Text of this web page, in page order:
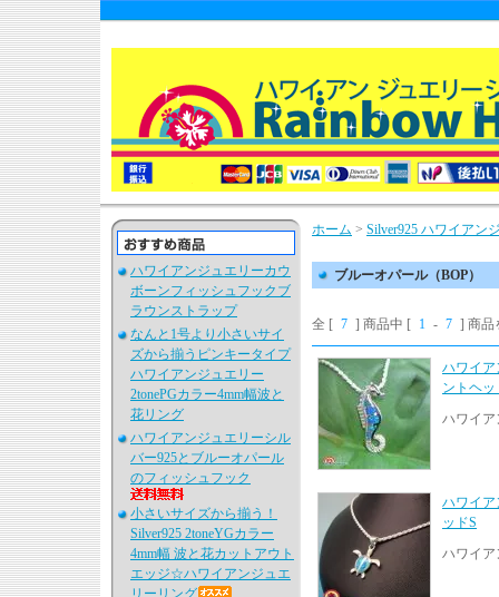
ハワイアンジュエリーカウ
ボーンフィッシュフックブ
ラウンストラップ
なんと1号より小さいサイ
ズから揃うピンキータイプ
ハワイアンジュエリー
2tonePGカラー4mm幅波と
花リング
ハワイアンジュエリーシル
バー925とブルーオパール
のフィッシュフック
小さいサイズから揃う！
Silver925 2toneYGカラー
4mm幅 波と花カットアウト
エッジ☆ハワイアンジュエ
リーリング
ホーム > Silver925 ハワイアン
ブルーオパール（BOP）
全 [ 7 ] 商品中 [ 1 - 7 ] 商品
ハワイア
ントヘッ
ハワイア
ハワイ
ッドS
ハワイア